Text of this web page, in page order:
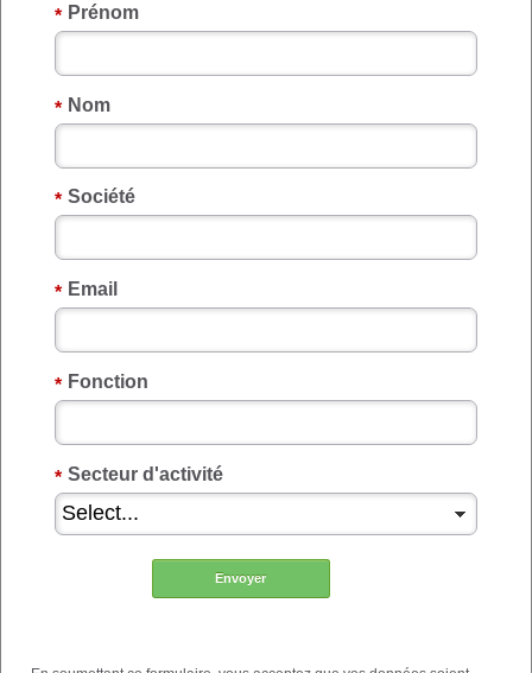
* Prénom
* Nom
* Société
* Email
* Fonction
* Secteur d'activité
Envoyer